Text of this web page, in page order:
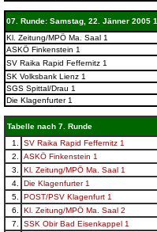
07. Runde: Samstag, 22. Jänner 2005
Kl. Zeitung/MPÖ Ma. Saal 1
ASKÖ Finkenstein 1
SV Raika Rapid Feffernitz 1
SK Volksbank Lienz 1
SGS Spittal/Drau 1
Die Klagenfurter 1
Tabelle nach 7. Runde
1.
SV Raika Rapid Feffernitz 1
2.
ASKÖ Finkenstein 1
3.
Kl. Zeitung/MPÖ Ma. Saal 1
4.
Die Klagenfurter 1
5.
POST/PSV Klagenfurt 1
6.
Kl. Zeitung/MPÖ Ma. Saal 2
7.
SSK Obir Bad Eisenkappel 1